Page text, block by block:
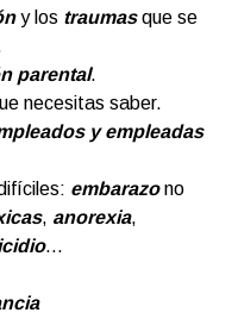
y los traumasque se
parental.
necesitas saber.
y empleadas
embarazono
, anorexia,
…